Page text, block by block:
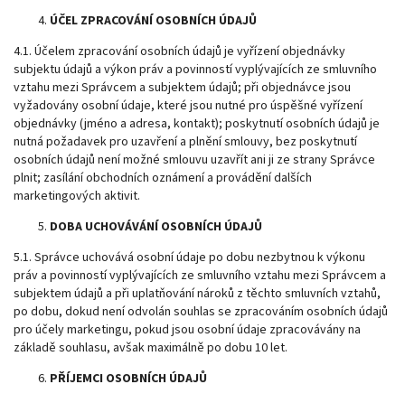
ÚČEL ZPRACOVÁNÍ OSOBNÍCH ÚDAJŮ
4.1. Účelem zpracování osobních údajů je vyřízení objednávky
subjektu údajů a výkon práv a povinností vyplývajících ze smluvního
vztahu mezi Správcem a subjektem údajů; při objednávce jsou
vyžadovány osobní údaje, které jsou nutné pro úspěšné vyřízení
objednávky (jméno a adresa, kontakt); poskytnutí osobních údajů je
nutná požadavek pro uzavření a plnění smlouvy, bez poskytnutí
osobních údajů není možné smlouvu uzavřít ani ji ze strany Správce
plnit; zasílání obchodních oznámení a provádění dalších
marketingových aktivit.
DOBA UCHOVÁVÁNÍ OSOBNÍCH ÚDAJŮ
5.1. Správce uchovává osobní údaje po dobu nezbytnou k výkonu
práv a povinností vyplývajících ze smluvního vztahu mezi Správcem a
subjektem údajů a při uplatňování nároků z těchto smluvních vztahů,
po dobu, dokud není odvolán souhlas se zpracováním osobních údajů
pro účely marketingu, pokud jsou osobní údaje zpracovávány na
základě souhlasu, avšak maximálně po dobu 10 let.
PŘÍJEMCI OSOBNÍCH ÚDAJŮ